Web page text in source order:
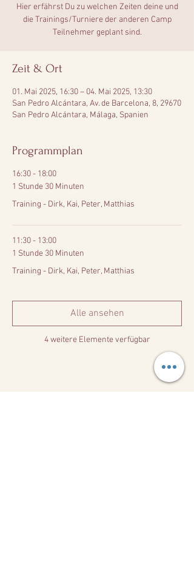
Hier erfährst Du zu welchen Zeiten deine und
die Trainings/Turniere der anderen Camp
Teilnehmer geplant sind.
Zeit & Ort
01. Mai 2025, 16:30 – 04. Mai 2025, 13:30
San Pedro Alcántara, Av. de Barcelona, 8, 29670
San Pedro Alcántara, Málaga, Spanien
Programmplan
16:30 - 18:00
1 Stunde 30 Minuten
Training - Dirk, Kai, Peter, Matthias
11:30 - 13:00
1 Stunde 30 Minuten
Training - Dirk, Kai, Peter, Matthias
4 weitere Elemente verfügbar
Alle ansehen